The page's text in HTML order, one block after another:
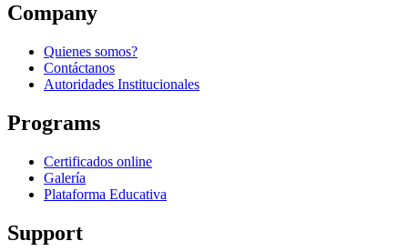
Company
Quienes somos?
Contáctanos
Autoridades Institucionales
Programs
Certificados online
Galería
Plataforma Educativa
Support